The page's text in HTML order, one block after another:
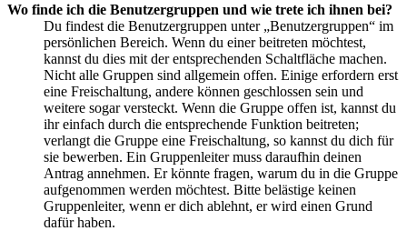
Wo finde ich die Benutzergruppen und wie trete ich ihnen bei?
Du findest die Benutzergruppen unter „Benutzergruppen“ im
persönlichen Bereich. Wenn du einer beitreten möchtest,
kannst du dies mit der entsprechenden Schaltfläche machen.
Nicht alle Gruppen sind allgemein offen. Einige erfordern erst
eine Freischaltung, andere können geschlossen sein und
weitere sogar versteckt. Wenn die Gruppe offen ist, kannst du
ihr einfach durch die entsprechende Funktion beitreten;
verlangt die Gruppe eine Freischaltung, so kannst du dich für
sie bewerben. Ein Gruppenleiter muss daraufhin deinen
Antrag annehmen. Er könnte fragen, warum du in die Gruppe
aufgenommen werden möchtest. Bitte belästige keinen
Gruppenleiter, wenn er dich ablehnt, er wird einen Grund
dafür haben.